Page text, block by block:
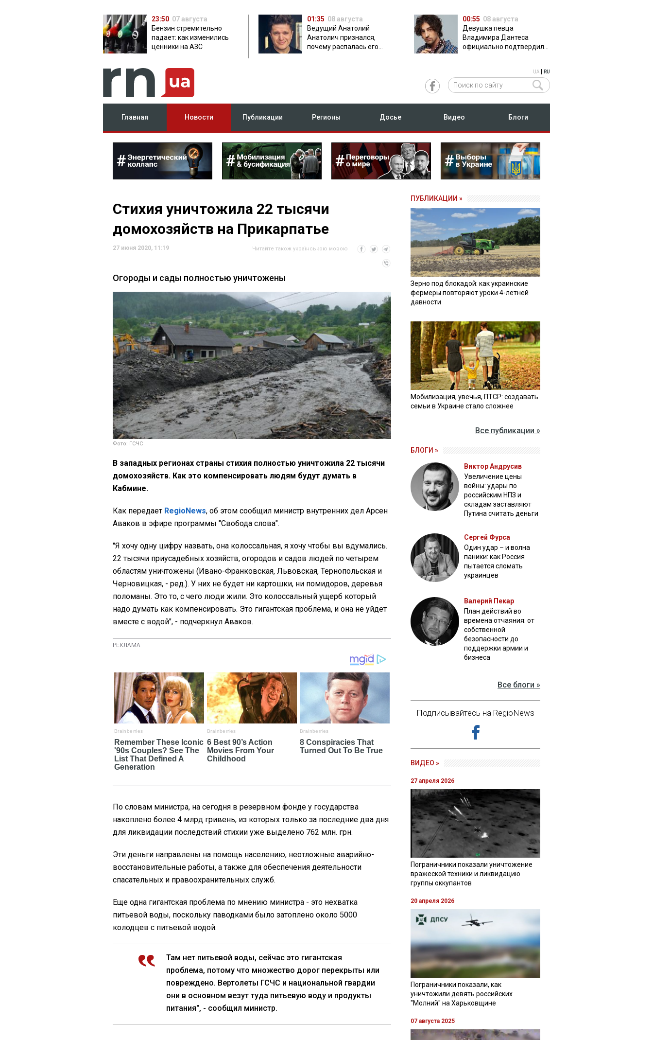
23:50 07 августа
Бензин стремительно
падает: как изменились
ценники на АЗС
01:35 08 августа
Ведущий Анатолий
Анатолич признался,
почему распалась его
00:55 08 августа
Девушка певца
Владимира Дантеса
официально подтвердила
UA RU
Главная Новости Публикации Регионы Досье Видео Блоги
Стихия уничтожила 22 тысячи
домохозяйств на Прикарпатье
27 июня 2020, 11:19 Читайте також українською мовою
Огороды и сады полностью уничтожены
Фото: ГСЧС
В западных регионах страны стихия полностью уничтожила 22 тысячи
домохозяйств. Как это компенсировать людям будут думать в
Кабмине.
Как передает RegioNews, об этом сообщил министр внутренних дел Арсен
Аваков в эфире программы "Свобода слова".
"Я хочу одну цифру назвать, она колоссальная, я хочу чтобы вы вдумались.
22 тысячи приусадебных хозяйств, огородов и садов людей по четырем
областям уничтожены (Ивано-Франковская, Львовская, Тернопольская и
Черновицкая, - ред.). У них не будет ни картошки, ни помидоров, деревья
поломаны. Это то, с чего люди жили. Это колоссальный ущерб который
надо думать как компенсировать. Это гигантская проблема, и она не уйдет
вместе с водой", - подчеркнул Аваков.
По словам министра, на сегодня в резервном фонде у государства
накоплено более 4 млрд гривень, из которых только за последние два дня
для ликвидации последствий стихии уже выделено 762 млн. грн.
Эти деньги направлены на помощь населению, неотложные аварийно-
восстановительные работы, а также для обеспечения деятельности
спасательных и правоохранительных служб.
Еще одна гигантская проблема по мнению министра - это нехватка
питьевой воды, поскольку паводками было затоплено около 5000
колодцев с питьевой водой.
Там нет питьевой воды, сейчас это гигантская
проблема, потому что множество дорог перекрыты или
повреждено. Вертолеты ГСЧС и национальной гвардии
они в основном везут туда питьевую воду и продукты
питания", - сообщил министр.
ПУБЛИКАЦИИ »
Зерно под блокадой: как украинские
фермеры повторяют уроки 4-летней
давности
Мобилизация, увечья, ПТСР: создавать
семьи в Украине стало сложнее
Все публикации »
БЛОГИ »
Виктор Андрусив
Увеличение цены
войны: удары по
российским НПЗ и
складам заставляют
Путина считать деньги
Сергей Фурса
Один удар – и волна
паники: как Россия
пытается сломать
украинцев
Валерий Пекар
План действий во
времена отчаяния: от
собственной
безопасности до
поддержки армии и
бизнеса
Все блоги »
Подписывайтесь на RegioNews
ВИДЕО »
27 апреля 2026
Пограничники показали уничтожение
вражеской техники и ликвидацию
группы оккупантов
20 апреля 2026
Пограничники показали, как
уничтожили девять российских
"Молний" на Харьковщине
07 августа 2025